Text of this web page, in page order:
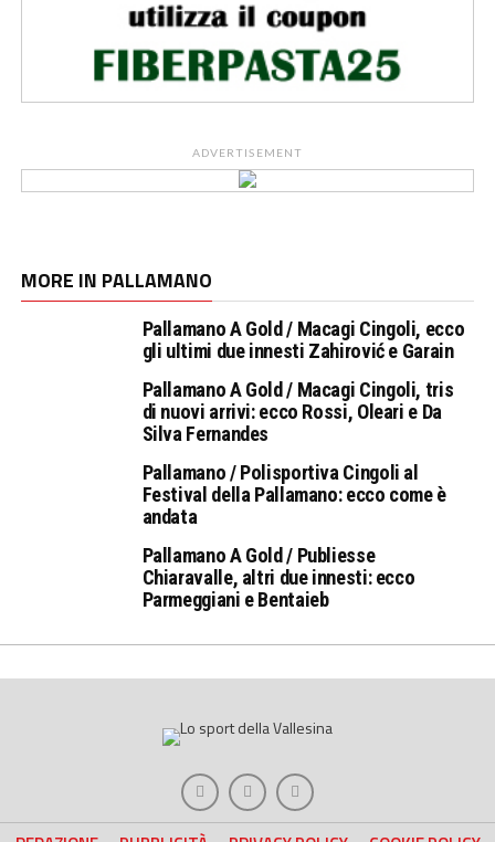
ADVERTISEMENT
MORE IN PALLAMANO
Pallamano A Gold / Macagi Cingoli, ecco
gli ultimi due innesti Zahirović e Garain
Pallamano A Gold / Macagi Cingoli, tris
di nuovi arrivi: ecco Rossi, Oleari e Da
Silva Fernandes
Pallamano / Polisportiva Cingoli al
Festival della Pallamano: ecco come è
andata
Pallamano A Gold / Publiesse
Chiaravalle, altri due innesti: ecco
Parmeggiani e Bentaieb